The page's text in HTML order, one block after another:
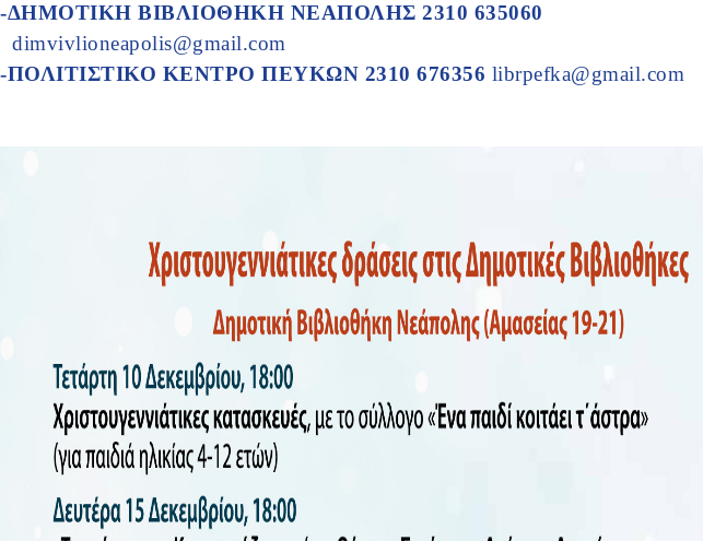
-ΔΗΜΟΤΙΚΗ ΒΙΒΛΙΟΘΗΚΗ ΝΕΑΠΟΛΗΣ 2310 635060
dimvivlioneapolis@gmail.com
-ΠΟΛΙΤΙΣΤΙΚΟ ΚΕΝΤΡΟ ΠΕΥΚΩΝ 2310 676356 librpefka@gmail.com